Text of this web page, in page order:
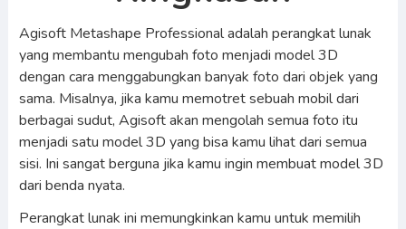
Agisoft Metashape Professional adalah perangkat lunak
yang membantu mengubah foto menjadi model 3D
dengan cara menggabungkan banyak foto dari objek yang
sama. Misalnya, jika kamu memotret sebuah mobil dari
berbagai sudut, Agisoft akan mengolah semua foto itu
menjadi satu model 3D yang bisa kamu lihat dari semua
sisi. Ini sangat berguna jika kamu ingin membuat model 3D
dari benda nyata.
Perangkat lunak ini memungkinkan kamu untuk memilih